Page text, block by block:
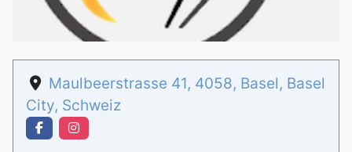
Maulbeerstrasse 41, 4058, Basel, Basel
City, Schweiz